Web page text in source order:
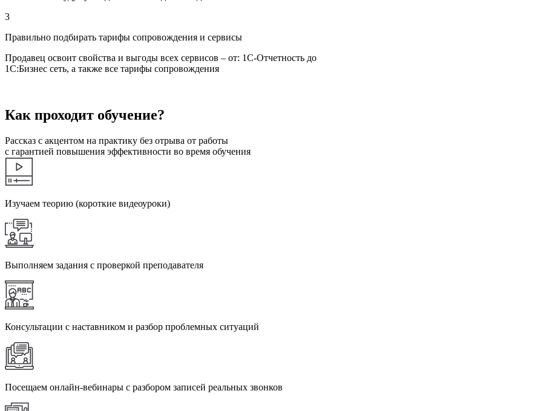
3
Правильно подбирать тарифы сопровождения и сервисы
Продавец освоит свойства и выгоды всех сервисов – от: 1С-Отчетность до
1С:Бизнес сеть, а также все тарифы сопровождения
Как проходит обучение?
Рассказ с акцентом на практику без отрыва от работы
с гарантией повышения эффективности во время обучения
Изучаем теорию (короткие видеоуроки)
Выполняем задания с проверкой преподавателя
Консультации с наставником и разбор проблемных ситуаций
Посещаем онлайн-вебинары с разбором записей реальных звонков